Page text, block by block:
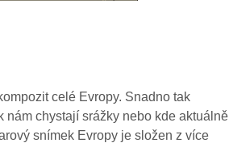
21:10
21:00
20:50
celé Evropy. Snadno tak
nám chystají srážky nebo kde aktuálně
snímek Evropy je složen z více